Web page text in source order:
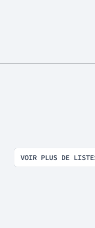
VOIR PLUS DE